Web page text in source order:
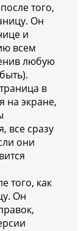
того,
Он
и
всем
любую
в
на экране,
все сразу
они
того, как
Он